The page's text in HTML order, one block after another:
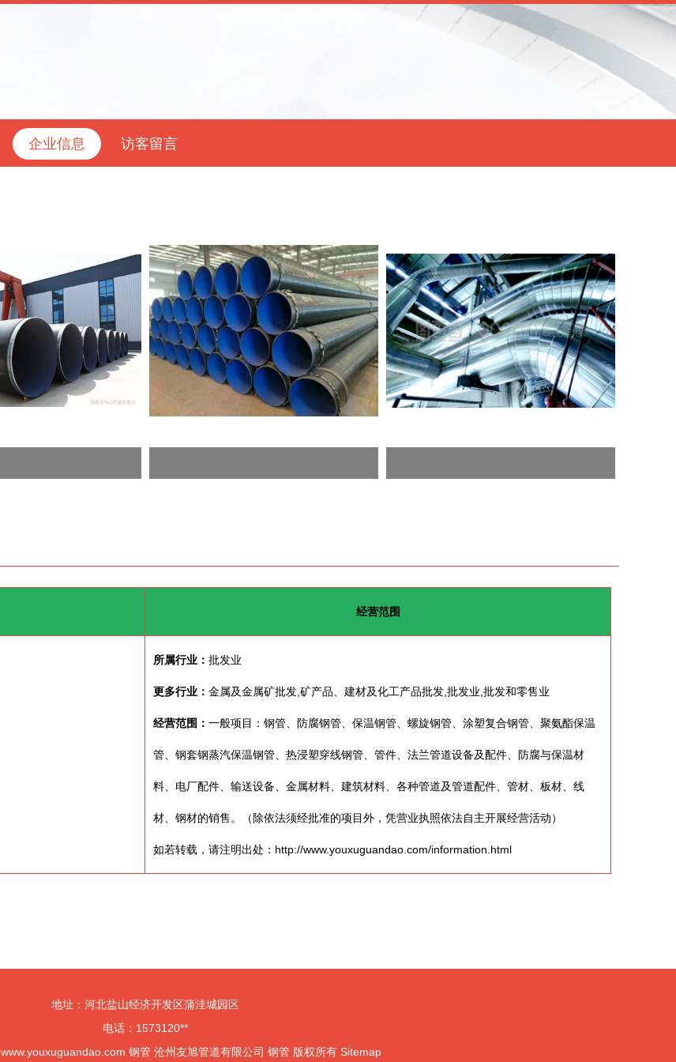
企业信息 访客留言
经营范围
所属行业： 批发业
更多行业： 金属及金属矿批发,矿产品、建材及化工产品批发,批发业,批发和零售业
经营范围： 一般项目：钢管、防腐钢管、保温钢管、螺旋钢管、涂塑复合钢管、聚氨酯保温
管、钢套钢蒸汽保温钢管、热浸塑穿线钢管、管件、法兰管道设备及配件、防腐与保温材
料、电厂配件、输送设备、金属材料、建筑材料、各种管道及管道配件、管材、板材、线
材、钢材的销售。（除依法须经批准的项目外，凭营业执照依法自主开展经营活动）
如若转载，请注明出处：http://www.youxuguandao.com/information.html
地址：河北盐山经济开发区蒲洼城园区
电话：1573120**
www.youxuguandao.com 钢管 沧州友旭管道有限公司 钢管 版权所有 Sitemap